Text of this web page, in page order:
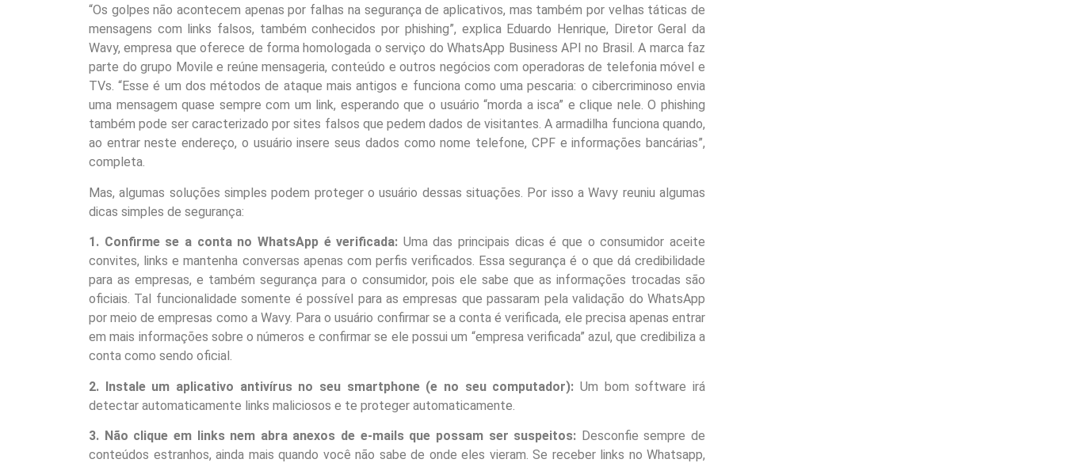
“Os golpes não acontecem apenas por falhas na segurança de aplicativos, mas também por velhas táticas de
mensagens com links falsos, também conhecidos por phishing”, explica Eduardo Henrique, Diretor Geral da
Wavy, empresa que oferece de forma homologada o serviço do WhatsApp Business API no Brasil. A marca faz
parte do grupo Movile e reúne mensageria, conteúdo e outros negócios com operadoras de telefonia móvel e
TVs. “Esse é um dos métodos de ataque mais antigos e funciona como uma pescaria: o cibercriminoso envia
uma mensagem quase sempre com um link, esperando que o usuário “morda a isca” e clique nele. O phishing
também pode ser caracterizado por sites falsos que pedem dados de visitantes. A armadilha funciona quando,
ao entrar neste endereço, o usuário insere seus dados como nome telefone, CPF e informações bancárias”,
completa.
Mas, algumas soluções simples podem proteger o usuário dessas situações. Por isso a Wavy reuniu algumas
dicas simples de segurança:
1. Confirme se a conta no WhatsApp é verificada: Uma das principais dicas é que o consumidor aceite
convites, links e mantenha conversas apenas com perfis verificados. Essa segurança é o que dá credibilidade
para as empresas, e também segurança para o consumidor, pois ele sabe que as informações trocadas são
oficiais. Tal funcionalidade somente é possível para as empresas que passaram pela validação do WhatsApp
por meio de empresas como a Wavy. Para o usuário confirmar se a conta é verificada, ele precisa apenas entrar
em mais informações sobre o números e confirmar se ele possui um “empresa verificada” azul, que credibiliza a
conta como sendo oficial.
2. Instale um aplicativo antivírus no seu smartphone (e no seu computador): Um bom software irá
detectar automaticamente links maliciosos e te proteger automaticamente.
3. Não clique em links nem abra anexos de e-mails que possam ser suspeitos: Desconfie sempre de
conteúdos estranhos, ainda mais quando você não sabe de onde eles vieram. Se receber links no Whatsapp,